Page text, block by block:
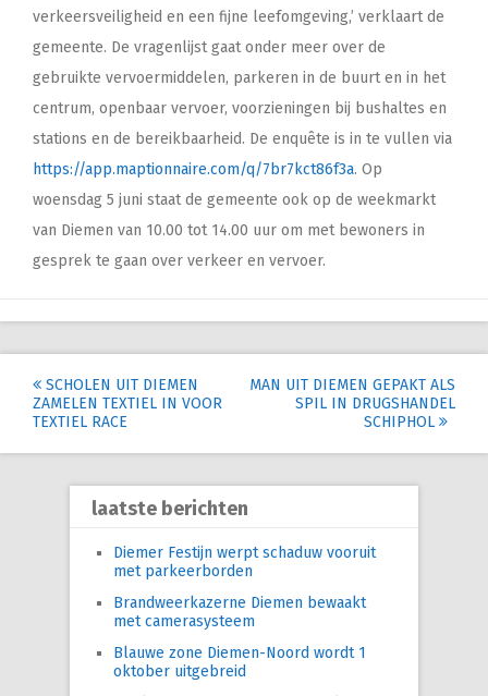
verkeersveiligheid en een fijne leefomgeving,’ verklaart de
gemeente. De vragenlijst gaat onder meer over de
gebruikte vervoermiddelen, parkeren in de buurt en in het
centrum, openbaar vervoer, voorzieningen bij bushaltes en
stations en de bereikbaarheid. De enquête is in te vullen via
https://app.maptionnaire.com/q/7br7kct86f3a. Op
woensdag 5 juni staat de gemeente ook op de weekmarkt
van Diemen van 10.00 tot 14.00 uur om met bewoners in
gesprek te gaan over verkeer en vervoer.
Post
navigation
SCHOLEN UIT DIEMEN
ZAMELEN TEXTIEL IN VOOR
TEXTIEL RACE
MAN UIT DIEMEN GEPAKT ALS
SPIL IN DRUGSHANDEL
SCHIPHOL
laatste berichten
Diemer Festijn werpt schaduw vooruit
met parkeerborden
Brandweerkazerne Diemen bewaakt
met camerasysteem
Blauwe zone Diemen-Noord wordt 1
oktober uitgebreid